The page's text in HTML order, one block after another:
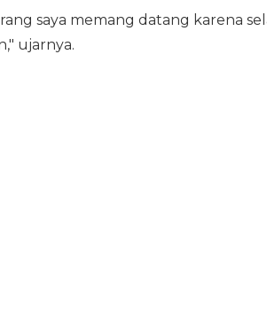
saya memang datang karena
ujarnya.